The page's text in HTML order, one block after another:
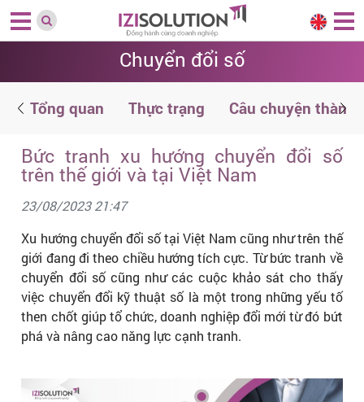
Chuyển đổi số
Tổng quan Thực trạng Câu chuyện thành
Bức tranh xu hướng chuyển đổi số
trên thế giới và tại Việt Nam
23/08/2023 21:47
Xu hướng chuyển đổi số tại Việt Nam cũng như trên thế
giới đang đi theo chiều hướng tích cực. Từ bức tranh về
chuyển đổi số cũng như các cuộc khảo sát cho thấy
việc chuyển đổi kỹ thuật số là một trong những yếu tố
then chốt giúp tổ chức, doanh nghiệp đổi mới từ đó bứt
phá và nâng cao năng lực cạnh tranh.